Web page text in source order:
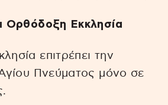
Ορθόδοξη Εκκλησία
επιτρέπει την
Πνεύματος μόνο σε